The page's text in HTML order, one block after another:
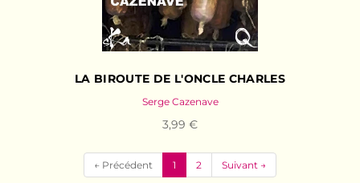
LA BIROUTE DE L'ONCLE CHARLES
Serge Cazenave
3,99 €
← Précédent 1 (current)
2 Suivant →